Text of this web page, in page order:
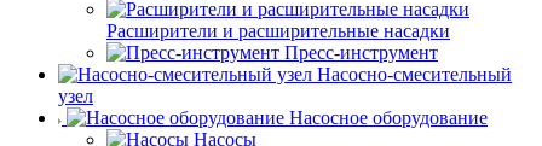
Расширители и расширительные насадки
Пресс-инструмент
Насосно-смесительный
узел
Насосное оборудование
Насосы